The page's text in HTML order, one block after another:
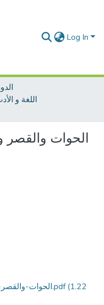
Log In
اللغة و
الحوات والقصر
الحوات-والقصر-وحكاية-الصياد-في-ألف-ليلة-وليلة.pdf(1.22